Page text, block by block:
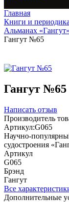
Главная
Книги и периодика
Альманах «Гангут»
Гангут №65
Гангут №65
Написать отзыв
Производитель
Артикул:G065
Научно-
судостроения
Артикул
G065
Брэнд
Гангут
Все
Дополнительные